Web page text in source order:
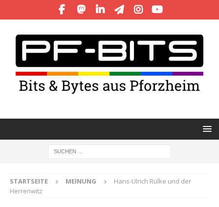
STARTSEITE MEINUNG
Hans-Ulrich Rülke und der
Herrenwitz